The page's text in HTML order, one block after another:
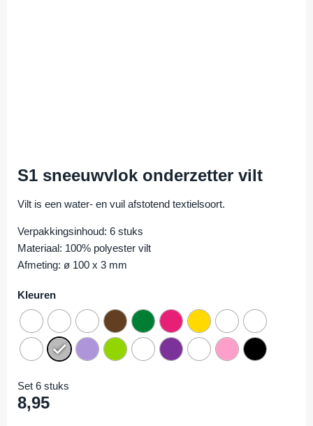
S1 sneeuwvlok onderzetter vilt
Vilt is een water- en vuil afstotend textielsoort.
Verpakkingsinhoud: 6 stuks
Materiaal: 100% polyester vilt
Afmeting: ø 100 x 3 mm
Kleuren
Set 6 stuks
8,95